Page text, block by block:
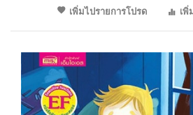
เพิ่มไปรายการโปรด
เพิ่